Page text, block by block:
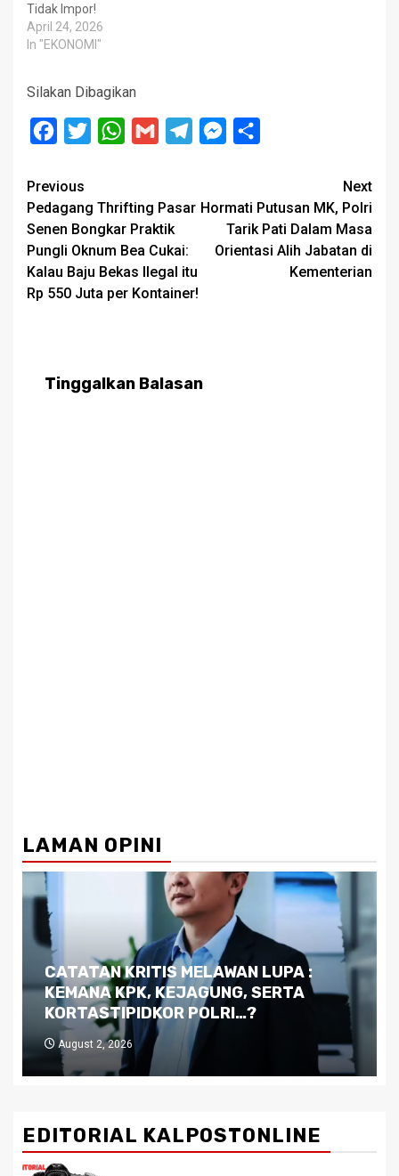
Tidak Impor!
April 24, 2026
In "EKONOMI"
Silakan Dibagikan
Facebook
Twitter WhatsApp
Gmail TelegramMessenger
Post
navigation
Previous
Pedagang Thrifting Pasar
Senen Bongkar Praktik
Pungli Oknum Bea Cukai:
Kalau Baju Bekas Ilegal itu
Rp 550 Juta per Kontainer!
Next
Hormati Putusan MK, Polri
Tarik Pati Dalam Masa
Orientasi Alih Jabatan di
Kementerian
Tinggalkan Balasan
LAMAN OPINI
Dilema Kaltim di Tengah Krisis:
Kutukan Sumber Daya Alam dan
Pemimpin yang Tak Kreatif
July 29, 2026
EDITORIAL KALPOSTONLINE